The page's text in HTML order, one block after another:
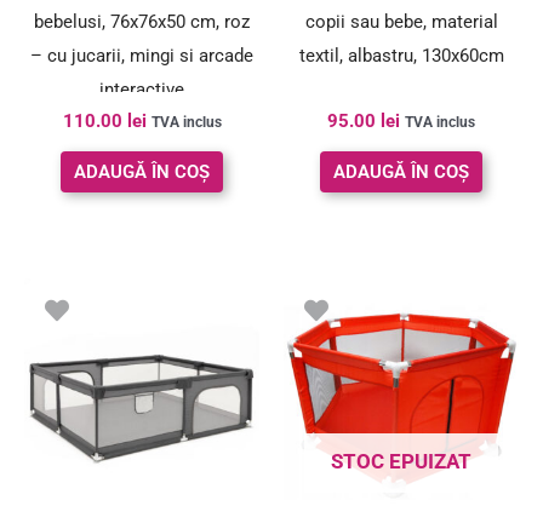
bebelusi, 76x76x50 cm, roz
– cu jucarii, mingi si arcade
interactive
110.00 lei TVA inclus
ADAUGĂ ÎN COȘ
copii sau bebe, material
textil, albastru, 130x60cm
95.00 lei TVA inclus
ADAUGĂ ÎN COȘ
STOC EPUIZAT